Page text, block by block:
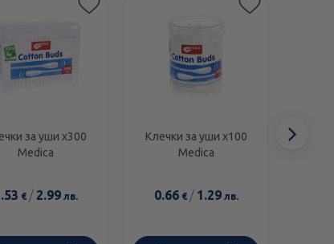
за уши х300
Medica
€ / 2.99лв.
Клечки за уши х100
Medica
0.66€ / 1.29лв.